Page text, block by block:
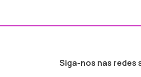
Siga-nos nas redes